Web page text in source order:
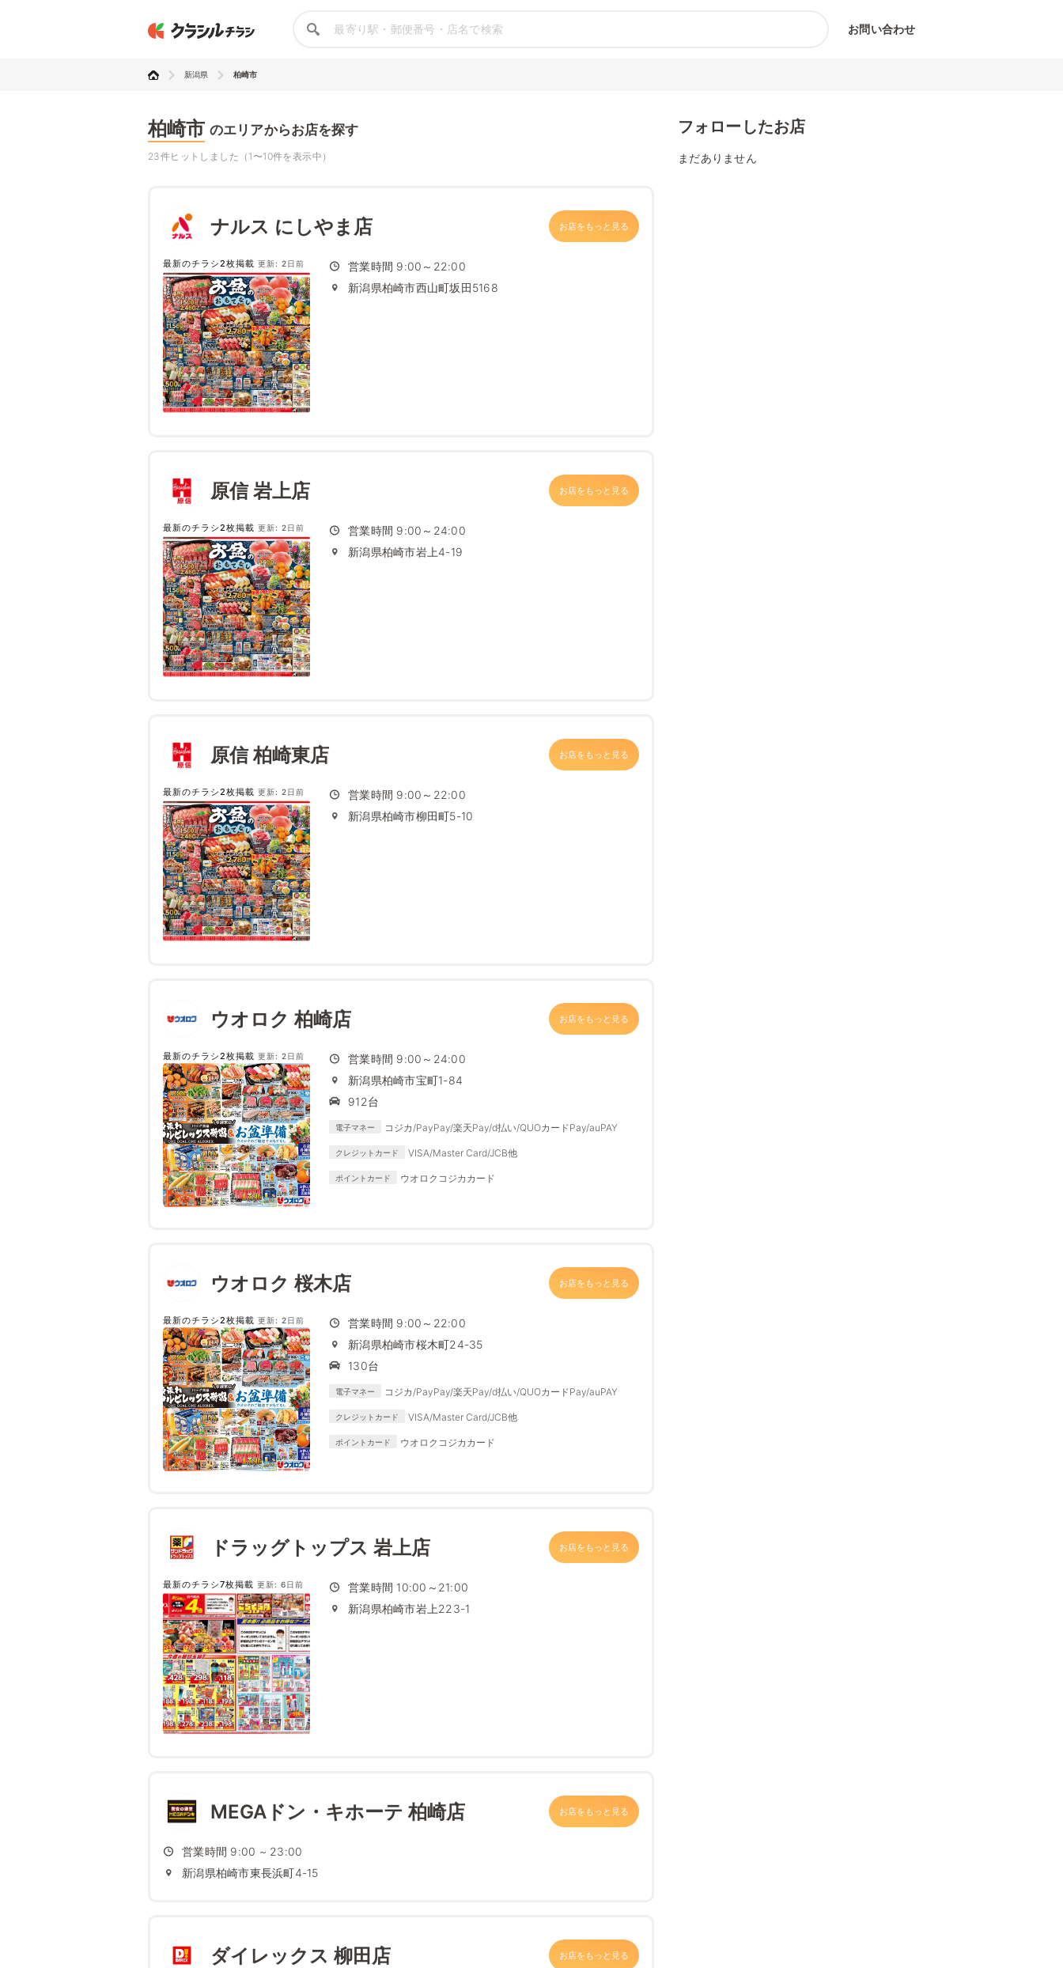
お問い合わせ
新潟県 柏崎市
柏崎市 のエリアからお店を探す
23件ヒットしました（1〜10件を表示中）
ナルス にしやま店 お店をもっと見る
最新のチラシ2枚掲載 更新: 2日前
営業時間 9:00～22:00
新潟県柏崎市西山町坂田5168
原信 岩上店 お店をもっと見る
最新のチラシ2枚掲載 更新: 2日前
営業時間 9:00～24:00
新潟県柏崎市岩上4-19
原信 柏崎東店 お店をもっと見る
最新のチラシ2枚掲載 更新: 2日前
営業時間 9:00～22:00
新潟県柏崎市柳田町5-10
ウオロク 柏崎店 お店をもっと見る
最新のチラシ2枚掲載 更新: 2日前
営業時間 9:00～24:00
新潟県柏崎市宝町1-84
912台
電子マネー コジカ/PayPay/楽天Pay/d払い/QUOカードPay/auPAY
クレジットカード VISA/Master Card/JCB他
ポイントカード ウオロクコジカカード
ウオロク 桜木店 お店をもっと見る
最新のチラシ2枚掲載 更新: 2日前
営業時間 9:00～22:00
新潟県柏崎市桜木町24-35
130台
電子マネー コジカ/PayPay/楽天Pay/d払い/QUOカードPay/auPAY
クレジットカード VISA/Master Card/JCB他
ポイントカード ウオロクコジカカード
ドラッグトップス 岩上店 お店をもっと見る
最新のチラシ7枚掲載 更新: 6日前
営業時間 10:00～21:00
新潟県柏崎市岩上223-1
MEGAドン・キホーテ 柏崎店 お店をもっと見る
営業時間 9:00 ~ 23:00
新潟県柏崎市東長浜町4-15
ダイレックス 柳田店 お店をもっと見る
フォローしたお店
まだありません